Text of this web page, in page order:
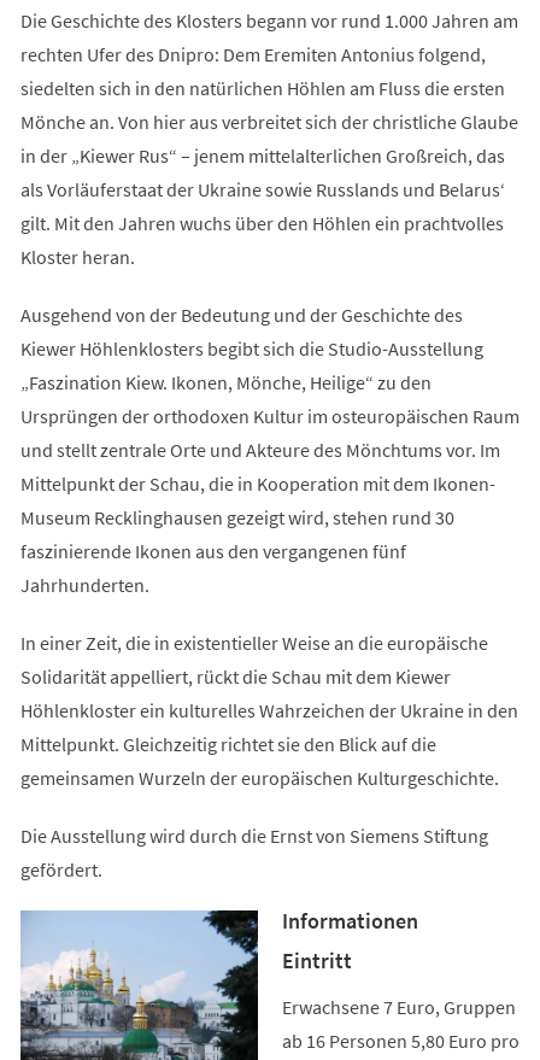
Die Geschichte des Klosters begann vor rund 1.000 Jahren am
rechten Ufer des Dnipro: Dem Eremiten Antonius folgend,
siedelten sich in den natürlichen Höhlen am Fluss die ersten
Mönche an. Von hier aus verbreitet sich der christliche Glaube
in der „Kiewer Rus“ – jenem mittelalterlichen Großreich, das
als Vorläuferstaat der Ukraine sowie Russlands und Belarus‘
gilt. Mit den Jahren wuchs über den Höhlen ein prachtvolles
Kloster heran.
Ausgehend von der Bedeutung und der Geschichte des
Kiewer Höhlenklosters begibt sich die Studio-Ausstellung
„Faszination Kiew. Ikonen, Mönche, Heilige“ zu den
Ursprüngen der orthodoxen Kultur im osteuropäischen Raum
und stellt zentrale Orte und Akteure des Mönchtums vor. Im
Mittelpunkt der Schau, die in Kooperation mit dem Ikonen-
Museum Recklinghausen gezeigt wird, stehen rund 30
faszinierende Ikonen aus den vergangenen fünf
Jahrhunderten.
In einer Zeit, die in existentieller Weise an die europäische
Solidarität appelliert, rückt die Schau mit dem Kiewer
Höhlenkloster ein kulturelles Wahrzeichen der Ukraine in den
Mittelpunkt. Gleichzeitig richtet sie den Blick auf die
gemeinsamen Wurzeln der europäischen Kulturgeschichte.
Die Ausstellung wird durch die Ernst von Siemens Stiftung
gefördert.
Informationen
Eintritt
Erwachsene 7 Euro, Gruppen
ab 16 Personen 5,80 Euro pro